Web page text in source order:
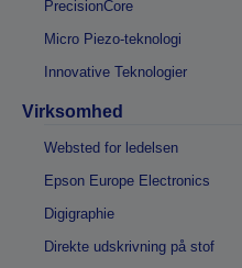
PrecisionCore
Micro Piezo-teknologi
Innovative Teknologier
Virksomhed
Websted for ledelsen
Epson Europe Electronics
Digigraphie
Direkte udskrivning på stof